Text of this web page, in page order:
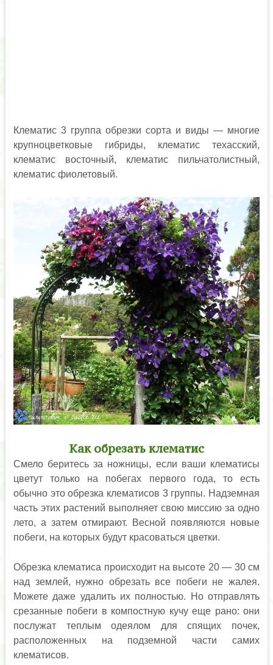
Клематис 3 группа обрезки сорта и виды — многие
крупноцветковые гибриды, клематис техасский,
клематис восточный, клематис пильчатолистный,
клематис фиолетовый.
Как обрезать клематис
Смело беритесь за ножницы, если ваши клематисы
цветут только на побегах первого года, то есть
обычно это обрезка клематисов 3 группы. Надземная
часть этих растений выполняет свою миссию за одно
лето, а затем отмирают. Весной появляются новые
побеги, на которых будут красоваться цветки.
Обрезка клематиса происходит на высоте 20 — 30 см
над землей, нужно обрезать все побеги не жалея.
Можете даже удалить их полностью. Но отправлять
срезанные побеги в компостную кучу еще рано: они
послужат теплым одеялом для спящих почек,
расположенных на подземной части самих
клематисов.